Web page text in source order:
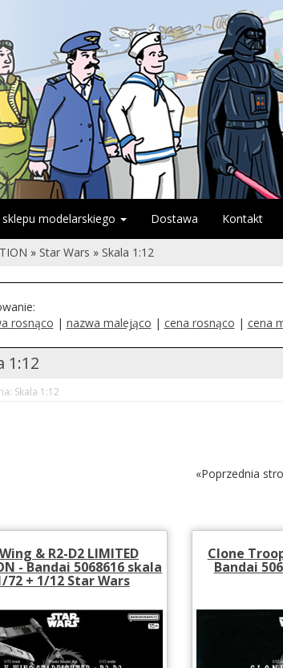
modelarskiego Dostawa Kontakt
» Star Wars » Skala 1:12
rosnąco | nazwa malejąco | cena rosnąco | cena
1:12
Skala 1:12
«Poprzednia
& R2-D2 LIMITED
- Bandai 5068616 skala
72 + 1/12 Star Wars
Clone
Bandai